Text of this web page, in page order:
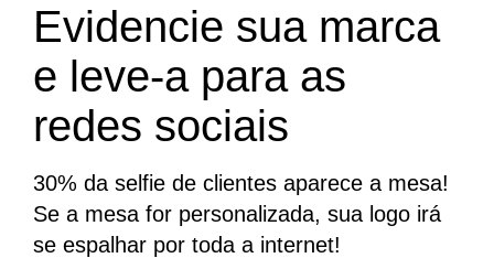
Evidencie sua marca
e leve-a para as
redes sociais
30% da selfie de clientes aparece a mesa!
Se a mesa for personalizada, sua logo irá
se espalhar por toda a internet!